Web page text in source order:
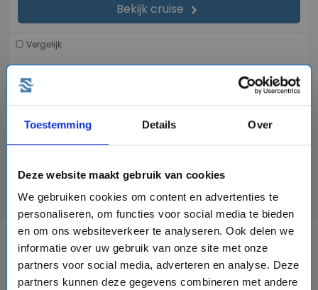
Toestemming Details Over
Deze website maakt gebruik van cookies
We gebruiken cookies om content en advertenties te
personaliseren, om functies voor social media te bieden
en om ons websiteverkeer te analyseren. Ook delen we
informatie over uw gebruik van onze site met onze
partners voor social media, adverteren en analyse. Deze
partners kunnen deze gegevens combineren met andere
Bekijk cruise chevron_right
Vergelijk
De prijzen kunnen wijzigen en zijn onder voorbehoud van beschikbaarheid.
AIDA - Crime & Sea
Dit is een speciale evenementenreis van AIDA Cruises en is